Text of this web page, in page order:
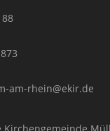
am-rhein@ekir.de
your